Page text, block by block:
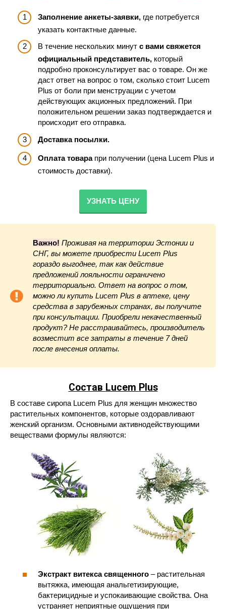
Заполнение анкеты-заявки, где потребуется
указать контактные данные.
В течение нескольких минут с вами свяжется
официальный представитель, который
подробно проконсультирует вас о товаре. Он же
даст ответ на вопрос о том, сколько стоит Lucem
Plus от боли при менструации с учетом
действующих акционных предложений. При
положительном решении заказ подтверждается и
происходит его отправка.
Доставка посылки.
Оплата товарапри получении (цена Lucem Plus и
стоимость доставки).
УЗНАТЬ ЦЕНУ
Важно! Проживая на территории Эстонии и
СНГ, вы можете приобрести Luсem Plus
гораздо выгоднее, так как действие
предложений лояльности ограничено
территориально. Ответ на вопрос о том,
можно ли купить Luсem Plus в аптеке, цену
средства в зарубежных странах, вы получите
при консультации. Приобрели некачественный
продукт? Не расстраивайтесь, производитель
возместит все затраты в течение 7 дней
после внесения оплаты.
Состав Lucem Plus
В составе сиропа Lucem Plus для женщин множество
растительных компонентов, которые оздоравливают
женский организм. Основными активнодействующими
веществами формулы являются:
Экстракт витекса священного – растительная
вытяжка, имеющая анальгетизирующие,
бактерицидные и успокаивающие свойства. Она
устраняет неприятные ощущения при